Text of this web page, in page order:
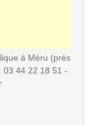
à Méru (près
03 44 22 18 51 -